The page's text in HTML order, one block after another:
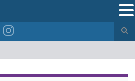
el